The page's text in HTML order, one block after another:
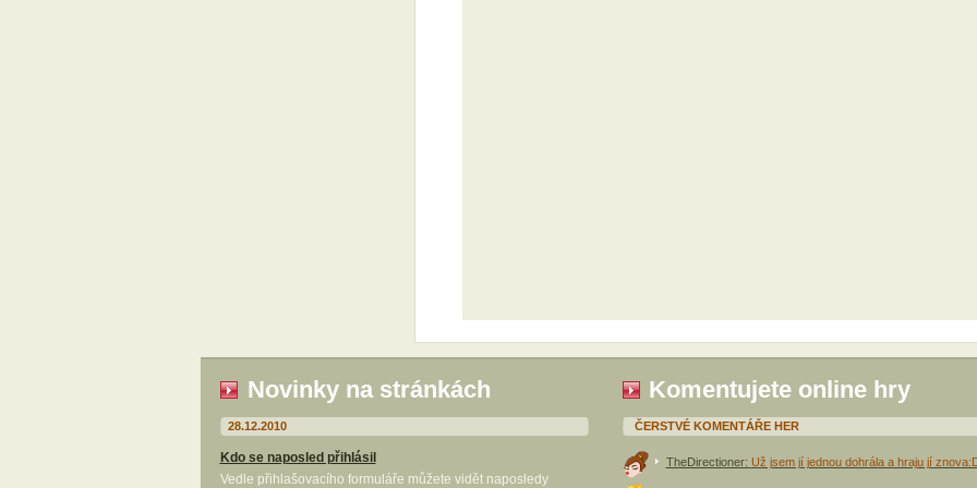
Novinky na stránkách
28.12.2010
Kdo se naposled přihlásil
Vedle přihlašovacího formuláře můžete vidět naposledy
Komentujete online hry
ČERSTVÉ KOMENTÁŘE HER
TheDirectioner: Už jsem jí jednou dohrála a hraju jí